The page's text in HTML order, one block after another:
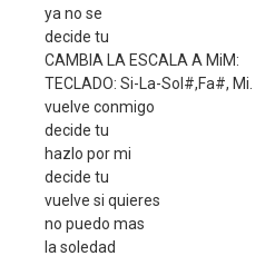
ya no se
decide tu
CAMBIA LA ESCALA A MiM:
TECLADO: Si-La-Sol#,Fa#, Mi.
vuelve conmigo
decide tu
hazlo por mi
decide tu
vuelve si quieres
no puedo mas
la soledad